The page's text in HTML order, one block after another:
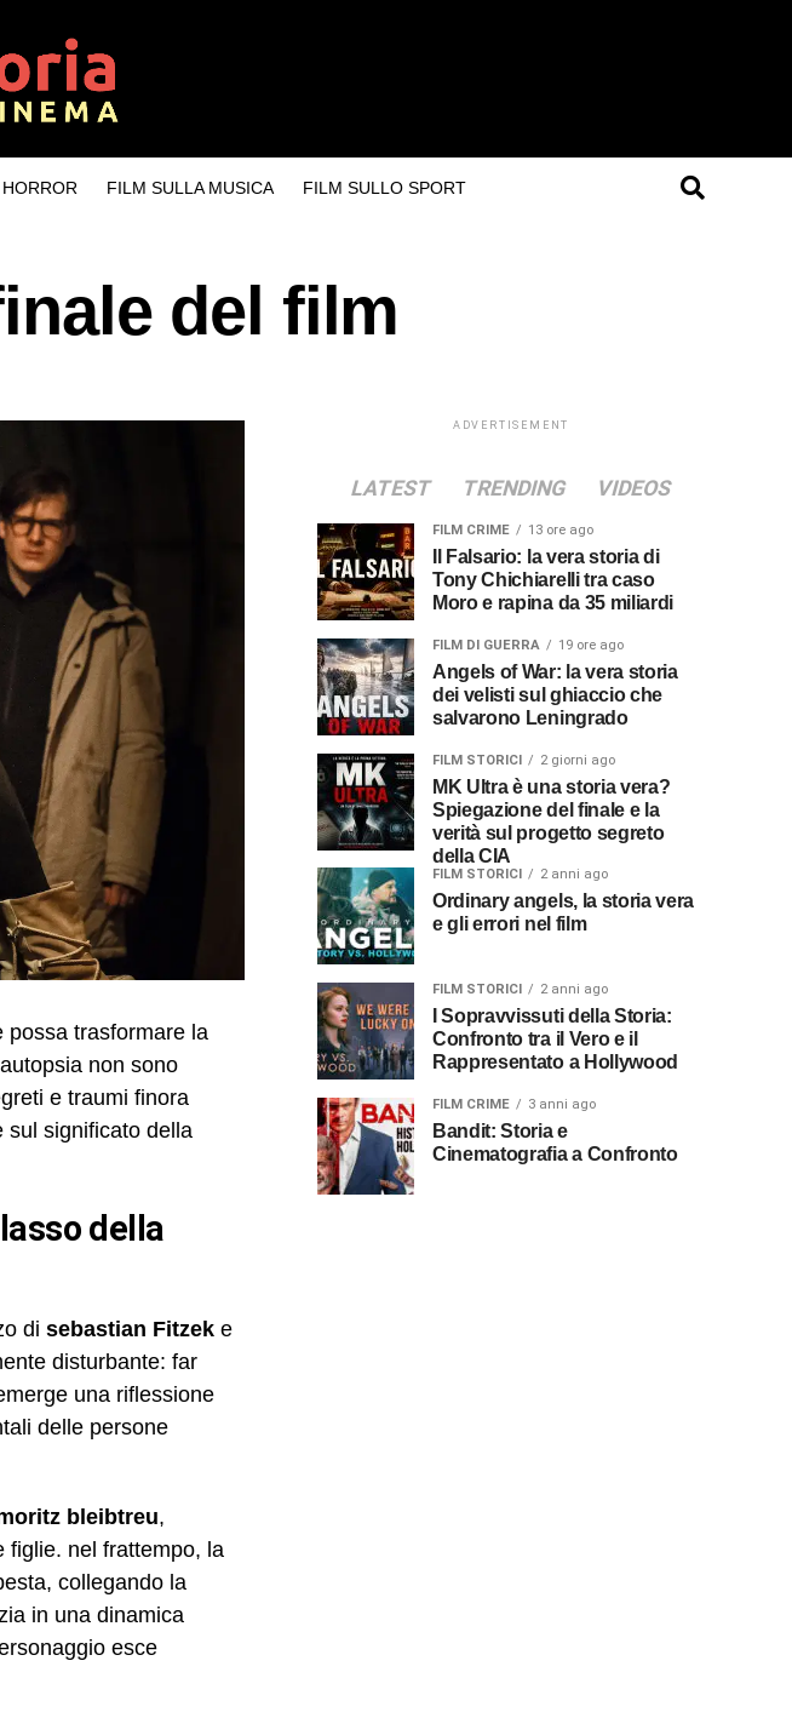
FILM SULLA MUSICA FILM SULLO SPORT
del film
possa trasformare la
non sono
e traumi finora
sul significato della
di sebastian Fitzek e
disturbante: far
una riflessione
delle persone
bleibtreu,
figlie. nel frattempo, la
collegando la
in una dinamica
esce
ADVERTISEMENT
LATEST TRENDING VIDEOS
FILM CRIME 13 ore ago
Tony Chichiarelli tra caso
Moro e rapina da 35 miliardi
FILM DI GUERRA 19 ore ago
Angels of War: la vera storia
dei velisti sul ghiaccio che
salvarono Leningrado
FILM STORICI 2 giorni ago
MK Ultra è una storia vera?
Spiegazione del finale e la
verità sul progetto segreto
della CIA
FILM STORICI 2 anni ago
Ordinary angels, la storia vera
e gli errori nel film
FILM STORICI 2 anni ago
Confronto tra il Vero e il
Rappresentato a Hollywood
FILM CRIME 3 anni ago
Bandit: Storia e
Cinematografia a Confronto